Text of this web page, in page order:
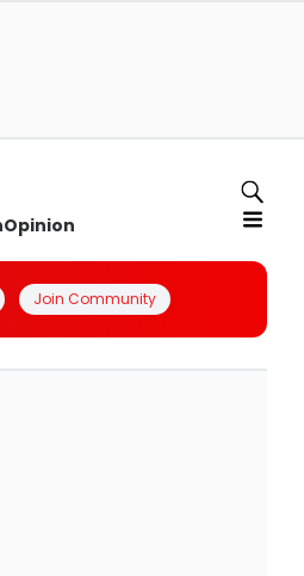
Opinion
Join Community